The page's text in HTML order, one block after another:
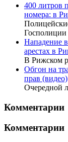
400 литров
номера: в
Госполиции
Нападение
арестах в
В Рижском
Обгон на
прав (видео)
Очередной
Комментарии
Комментарии